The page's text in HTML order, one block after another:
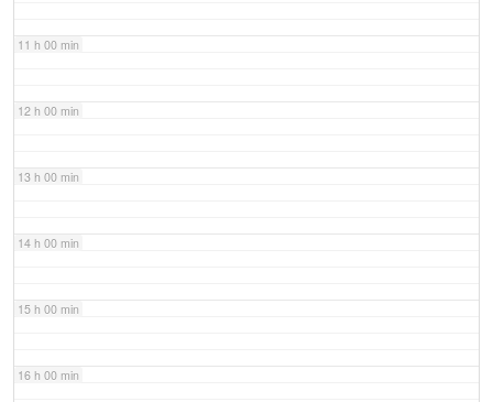
11 h 00 min
12 h 00 min
13 h 00 min
14 h 00 min
15 h 00 min
16 h 00 min